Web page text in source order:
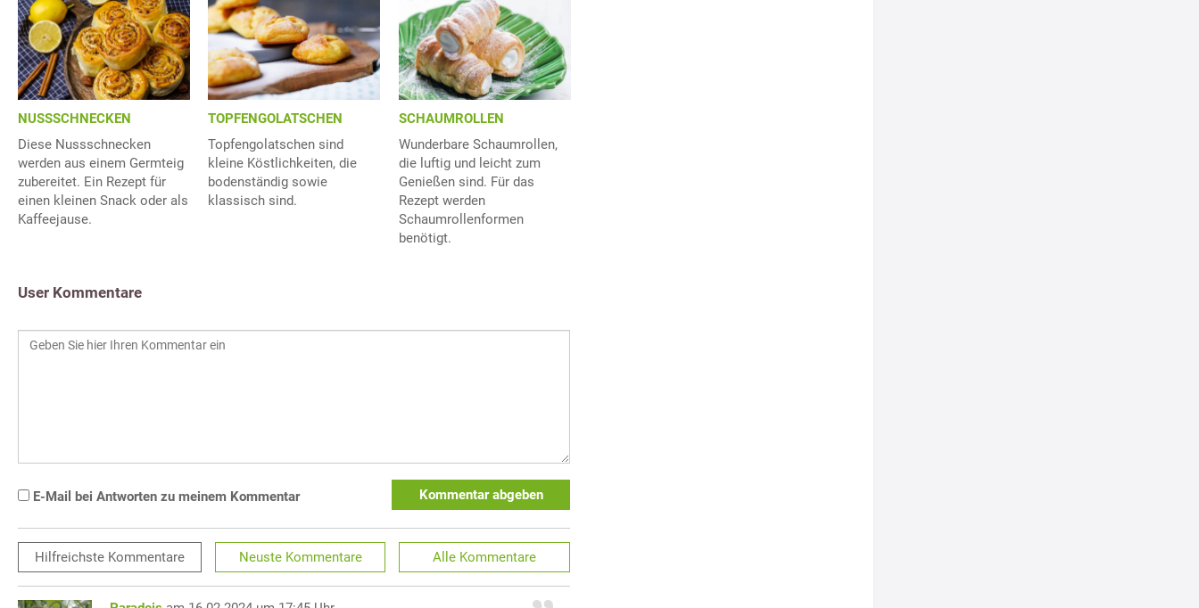
NUSSSCHNECKEN
Diese Nussschnecken
werden aus einem Germteig
zubereitet. Ein Rezept für
einen kleinen Snack oder als
Kaffeejause.
TOPFENGOLATSCHEN
Topfengolatschen sind
kleine Köstlichkeiten, die
bodenständig sowie
klassisch sind.
SCHAUMROLLEN
Wunderbare Schaumrollen,
die luftig und leicht zum
Genießen sind. Für das
Rezept werden
Schaumrollenformen
benötigt.
User Kommentare
E-Mail bei Antworten zu meinem Kommentar Kommentar abgeben
Hilfreichste Kommentare Neuste Kommentare Alle Kommentare